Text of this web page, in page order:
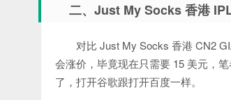
二、Just My Socks 香港
对比 Just My Socks 香港 CN2
会涨价，毕竟现在只需要 15 美元，
了，打开谷歌跟打开百度一样。